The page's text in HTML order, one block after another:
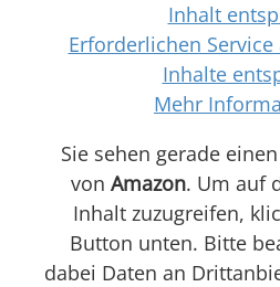
Inhalt
Erforderlichen
Inhalte
Mehr
Sie sehen gerade
von Amazon. Um auf
Inhalt zuzugreifen,
Button unten. Bitte
dabei Daten an